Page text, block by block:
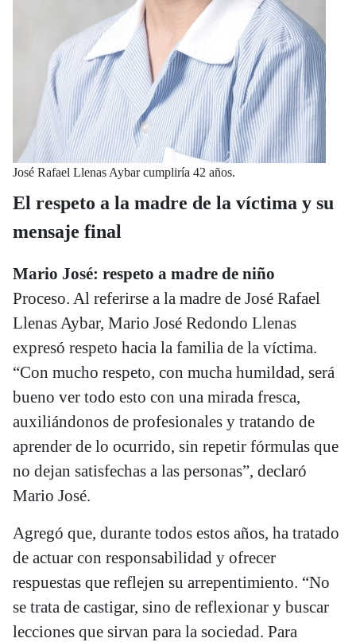
José Rafael Llenas Aybar cumpliría 42 años.
El respeto a la madre de la víctima y su
mensaje final
Mario José: respeto a madre de niño
Proceso. Al referirse a la madre de José Rafael
Llenas Aybar, Mario José Redondo Llenas
expresó respeto hacia la familia de la víctima.
“Con mucho respeto, con mucha humildad, será
bueno ver todo esto con una mirada fresca,
auxiliándonos de profesionales y tratando de
aprender de lo ocurrido, sin repetir fórmulas que
no dejan satisfechas a las personas”, declaró
Mario José.
Agregó que, durante todos estos años, ha tratado
de actuar con responsabilidad y ofrecer
respuestas que reflejen su arrepentimiento. “No
se trata de castigar, sino de reflexionar y buscar
lecciones que sirvan para la sociedad. Para